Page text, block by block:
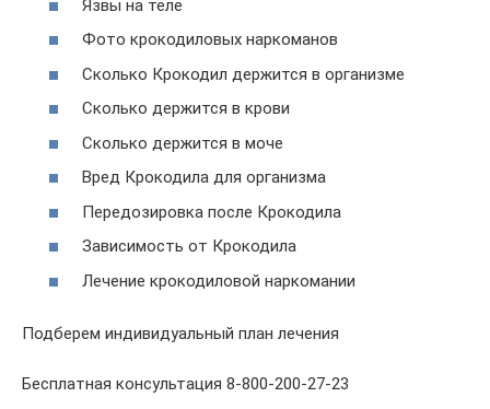
Язвы на теле
Фото крокодиловых наркоманов
Сколько Крокодил держится в организме
Сколько держится в крови
Сколько держится в моче
Вред Крокодила для организма
Передозировка после Крокодила
Зависимость от Крокодила
Лечение крокодиловой наркомании
Подберем индивидуальный план лечения
Бесплатная консультация 8-800-200-27-23